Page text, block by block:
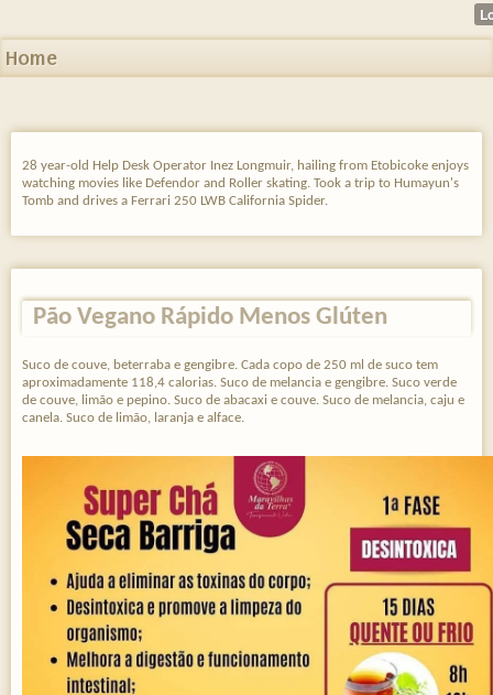
Home
28 year-old Help Desk Operator Inez Longmuir, hailing from Etobicoke enjoys
watching movies like Defendor and Roller skating. Took a trip to Humayun's
Tomb and drives a Ferrari 250 LWB California Spider.
Pão Vegano Rápido Menos Glúten
Suco de couve, beterraba e gengibre. Cada copo de 250 ml de suco tem
aproximadamente 118,4 calorias. Suco de melancia e gengibre. Suco verde
de couve, limão e pepino. Suco de abacaxi e couve. Suco de melancia, caju e
canela. Suco de limão, laranja e alface.